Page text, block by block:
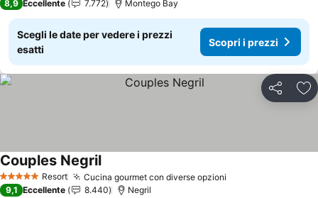
8,9 Eccellente 7.772 Montego Bay
Scegli le date per vedere i prezzi
esatti
Scopri i prezzi
Condividi
5 Stelle Resort Cucina gourmet con diverse opzioni
Couples NegrilScopri i prezzi
9,1 Eccellente 8.440 Negril